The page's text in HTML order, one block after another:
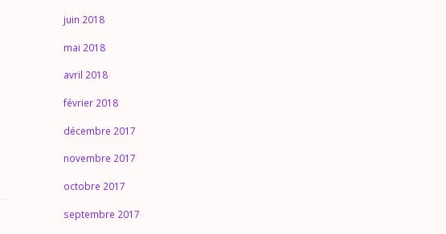
juin 2018
mai 2018
avril 2018
février 2018
décembre 2017
novembre 2017
octobre 2017
septembre 2017